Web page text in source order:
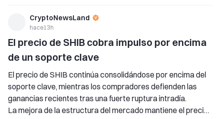
CryptoNewsLand
hace13h
El precio de SHIB cobra impulso por encima
de un soporte clave
El precio de SHIB continúa consolidándose por encima del
soporte clave, mientras los compradores defienden las
ganancias recientes tras una fuerte ruptura intradía.
La mejora de la estructura del mercado mantiene el precio